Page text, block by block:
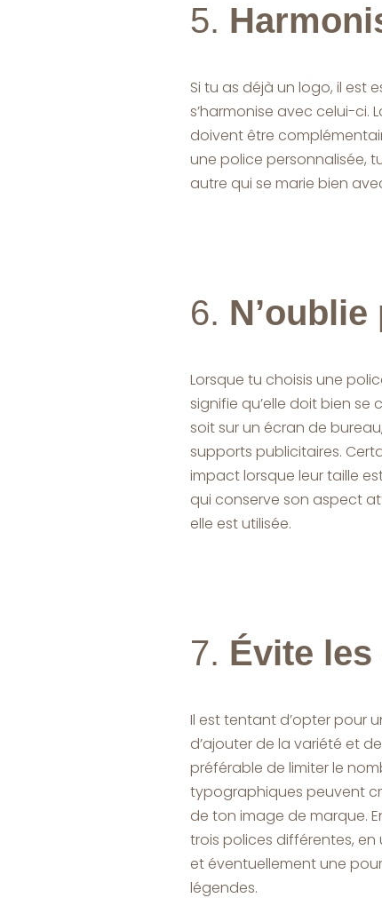
5.
Si tu as déjà un logo, il est
s’harmonise avec celui-ci.
doivent être
une police personnalisée,
autre qui se marie bien
6.
Lorsque tu choisis une
signifie qu’elle doit bien
soit sur un écran de
supports publicitaires.
impact lorsque leur taille
qui conserve son aspect
elle est utilisée.
7. Évite les
Il est tentant d’opter pour
d’ajouter de la variété et
préférable de limiter le
typographiques peuvent
de ton image de marque.
trois polices différentes,
et éventuellement une
légendes.